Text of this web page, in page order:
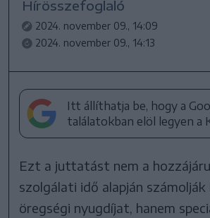
Hírösszefoglaló
2024. november 09., 14:09
2024. november 09., 14:13
Itt állíthatja be, hogy a
találatokban elöl legyen a
Ezt a juttatást nem a
szolgálati idő alapján
öregségi nyugdíjat, hanem